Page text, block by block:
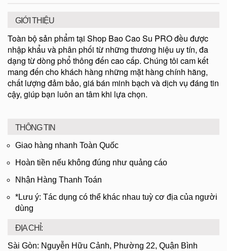
GIỚI THIỆU
Toàn bộ sản phẩm tại Shop Bao Cao Su PRO đều được
nhập khẩu và phân phối từ những thương hiệu uy tín, đa
dạng từ dòng phổ thông đến cao cấp. Chúng tôi cam kết
mang đến cho khách hàng những mặt hàng chính hãng,
chất lượng đảm bảo, giá bán minh bạch và dịch vụ đáng tin
cậy, giúp bạn luôn an tâm khi lựa chọn.
THÔNG TIN
Giao hàng nhanh Toàn Quốc
Hoàn tiền nếu không đúng như quảng cáo
Nhận Hàng Thanh Toán
*Lưu ý: Tác dụng có thể khác nhau tuỳ cơ địa của người
dùng
ĐỊA CHỈ:
Sài Gòn: Nguyễn Hữu Cảnh, Phường 22, Quận Bình